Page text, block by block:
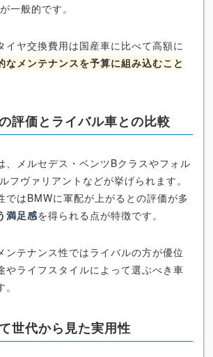
一般的です。
イヤ交換費用は国産車に比べて高額に
なメンテナンスを予算に組み込むこと
評価とライバル車との比較
、メルセデス・ベンツBクラスやフォル
フヴァリアントなどが挙げられます。
ではBMWに軍配が上がるとの評価が多
満足感を得られる点が特徴です。
ンテナンス性ではライバルの方が優位
やライフスタイルによって選ぶべき車
世代から見た実用性